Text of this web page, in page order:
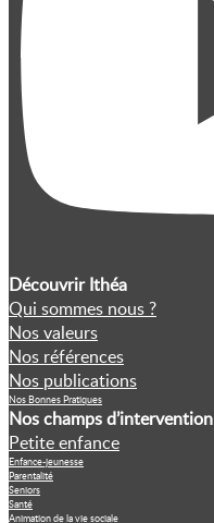
Découvrir Ithéa
Qui sommes nous ?
Nos valeurs
Nos références
Nos publications
Nos Bonnes Pratiques
Nos champs d’intervention
Petite enfance
Enfance-jeunesse
Parentalité
Seniors
Santé
Animation de la vie sociale